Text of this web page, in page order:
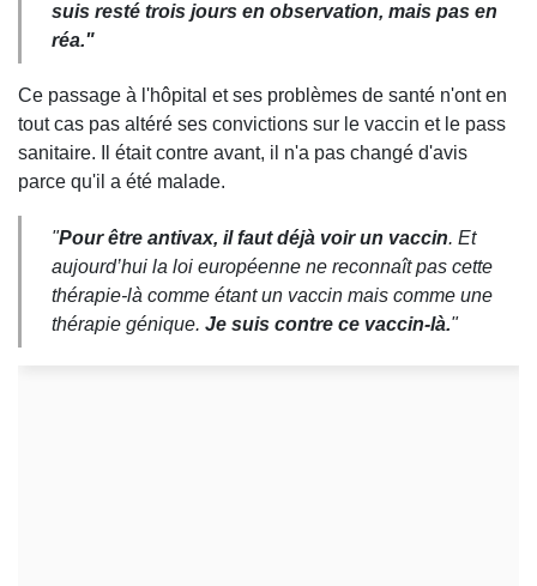
suis resté trois jours en observation, mais pas en
réa."
Ce passage à l'hôpital et ses problèmes de santé n'ont en
tout cas pas altéré ses convictions sur le vaccin et le pass
sanitaire. Il était contre avant, il n'a pas changé d'avis
parce qu'il a été malade.
"Pour être antivax, il faut déjà voir un vaccin. Et
aujourd’hui la loi européenne ne reconnaît pas cette
thérapie-là comme étant un vaccin mais comme une
thérapie génique. Je suis contre ce vaccin-là."